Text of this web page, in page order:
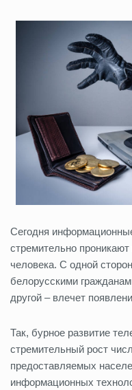
Сегодня
стремительно
человека. С одной
белорусскими
другой – влечет
Так, бурное развитие
стремительный рост
предоставляемых
информационных